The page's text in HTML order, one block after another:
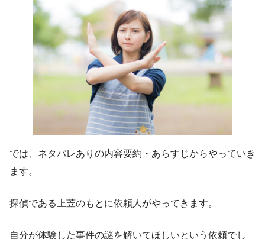
では、ネタバレありの内容要約・あらすじからやっていき
ます。
探偵である上苙のもとに依頼人がやってきます。
自分が体験した事件の謎を解いてほしいという依頼でし